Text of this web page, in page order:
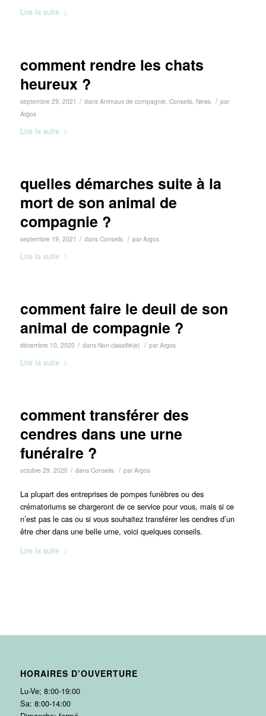
Lire la suite
comment rendre les chats
heureux ?
septembre 29, 2021 / dans Animaux de compagnie, Conseils, News / par
Argos
Lire la suite
quelles démarches suite à la
mort de son animal de
compagnie ?
septembre 19, 2021 / dans Conseils / parArgos
Lire la suite
comment faire le deuil de son
animal de compagnie ?
décembre 10, 2020 / dans Non classifié(e) / parArgos
Lire la suite
comment transférer des
cendres dans une urne
funéraire ?
octobre 29, 2020 / dans Conseils / parArgos
La plupart des entreprises de pompes funèbres ou des
crématoriums se chargeront de ce service pour vous, mais si ce
n’est pas le cas ou si vous souhaitez transférer les cendres d’un
être cher dans une belle urne, voici quelques conseils.
Lire la suite
HORAIRES D’OUVERTURE
Lu-Ve; 8:00-19:00
Sa: 8:00-14:00